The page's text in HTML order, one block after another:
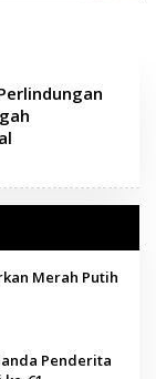
Merah Putih
Penderita